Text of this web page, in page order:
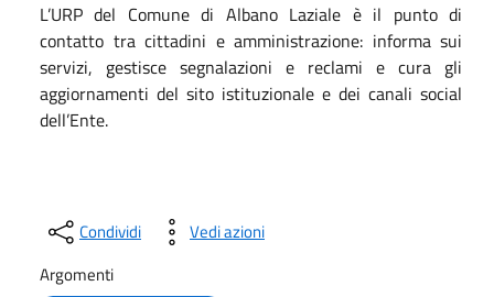
L’URP del Comune di Albano Laziale è il punto di
contatto tra cittadini e amministrazione: informa sui
servizi, gestisce segnalazioni e reclami e cura gli
aggiornamenti del sito istituzionale e dei canali social
dell’Ente.
Condividi
Vedi azioni
Argomenti